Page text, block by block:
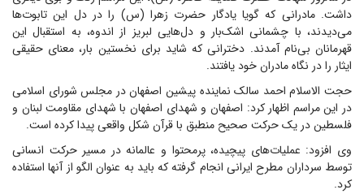
داشت. مادرانی که گویا یادگار حضرت زهرا (س) را در دل این تابوت‌ها
می‌دیدند، با چشمانی اشک‌بار و دل‌هایی لبریز از اندوه، به استقبال این
قهرمانان بی‌نام آمدند. دخترانی که شاید برای نخستین بار، معنای حقیقی
ایثار را در نگاه مادران خود یافتند.
حجت الاسلام احمد سالک نماینده پیشین اصفهان در مجلس شورای اسلامی
در این مراسم اظهار کرد: اصفهان و شهدای اصفهان با شهدای مقاومت لبنان و
فلسطین در یک حرکت صحیح منطبق با قرآن شکل واقعی پیدا کرده است.
وی افزود: عملیات‌های پیچیده، پرمحتوا و عالمانه در مسیر حرکت انسانی
توسط سرداران مطرح ایرانی انجام گرفته که باید به عنوان الگو از آنها استفاده
کرد.